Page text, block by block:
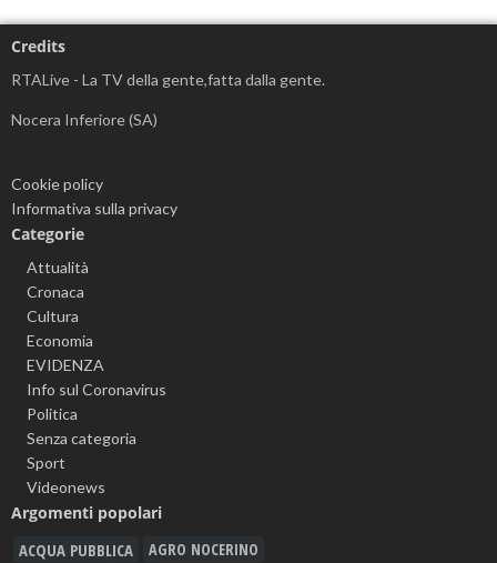
Credits
RTALive - La TV della gente,fatta dalla gente.
Nocera Inferiore (SA)
Cookie policy
Informativa sulla privacy
Categorie
Attualità
Cronaca
Cultura
Economia
EVIDENZA
Info sul Coronavirus
Politica
Senza categoria
Sport
Videonews
Argomenti popolari
ACQUA PUBBLICA AGRO NOCERINO